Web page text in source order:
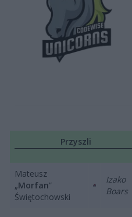
Przyszli
Mateusz
„Morfan”
Świętochowski
Izako
Boars